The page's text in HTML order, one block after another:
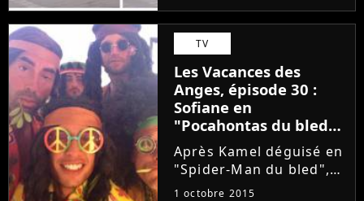
et n'importe où. L'ado
de notre vidéo a été
immortalisé par une
caméra de
surveillance...
TV
Les Vacances des
Anges, épisode 30 :
Sofiane en
"Pocahontas du bled",
Amélie nominée face à
3 Anges
Après Kamel déguisé en
"Spider-Man du bled",
place à Sofiane dans la
1 octobre 2015